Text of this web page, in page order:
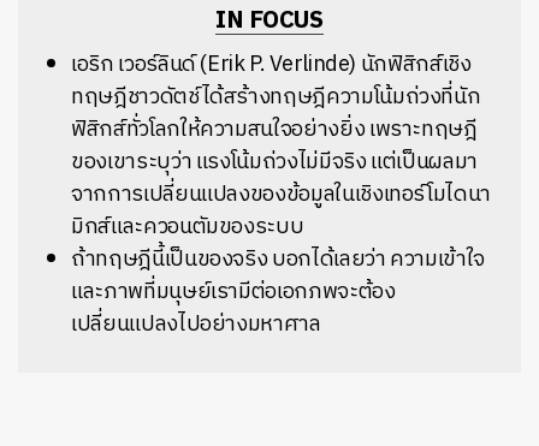
IN FOCUS
เอริก เวอร์ลินด์ (Erik P. Verlinde) นักฟิสิกส์เชิง
ทฤษฎีชาวดัตช์ได้สร้างทฤษฎีความโน้มถ่วงที่นัก
ฟิสิกส์ทั่วโลกให้ความสนใจอย่างยิ่ง เพราะทฤษฎี
ของเขาระบุว่า แรงโน้มถ่วงไม่มีจริง แต่เป็นผลมา
จากการเปลี่ยนแปลงของข้อมูลในเชิงเทอร์โมไดนา
มิกส์และควอนตัมของระบบ
ถ้าทฤษฎีนี้เป็นของจริง บอกได้เลยว่า ความเข้าใจ
และภาพที่มนุษย์เรามีต่อเอกภพจะต้อง
เปลี่ยนแปลงไปอย่างมหาศาล